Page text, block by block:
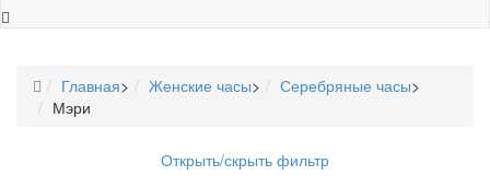
Главная> Женские часы> Серебряные часы>
Мэри
Открыть/скрыть фильтр